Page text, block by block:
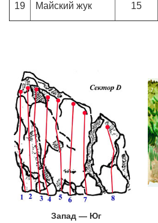
19 Майский жук 15
Запад — Юг